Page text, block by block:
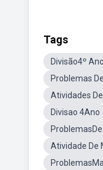
Tags
Divisão4º Ano
Problemas
Atividades
Divisao 4Ano
Atividade De